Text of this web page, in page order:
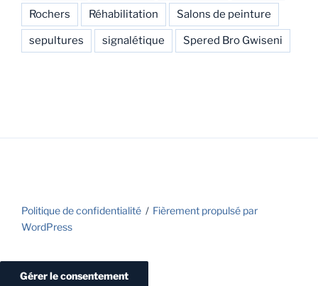
Rochers Réhabilitation Salons de peinture
sepultures signalétique Spered Bro Gwiseni
Politique de confidentialité
Fièrement propulsé par
WordPress
Gérer le consentement